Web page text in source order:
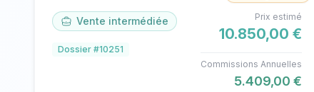
Vente intermédiée
Dossier #10251
Prix estimé
10.850,00 €
Commissions Annuelles
5.409,00 €